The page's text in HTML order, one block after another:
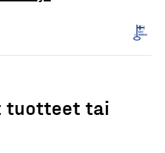
tuotteet tai